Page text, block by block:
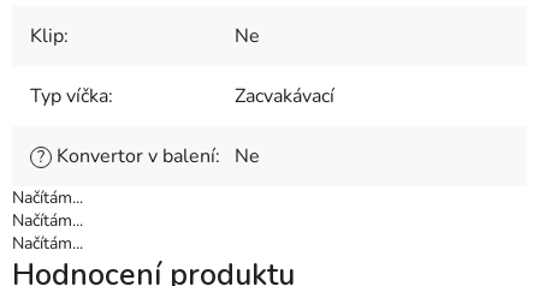
Klip: Ne
Typ víčka: Zacvakávací
? Konvertor v balení: Ne
Načítám...
Načítám...
Načítám...
Hodnocení produktu